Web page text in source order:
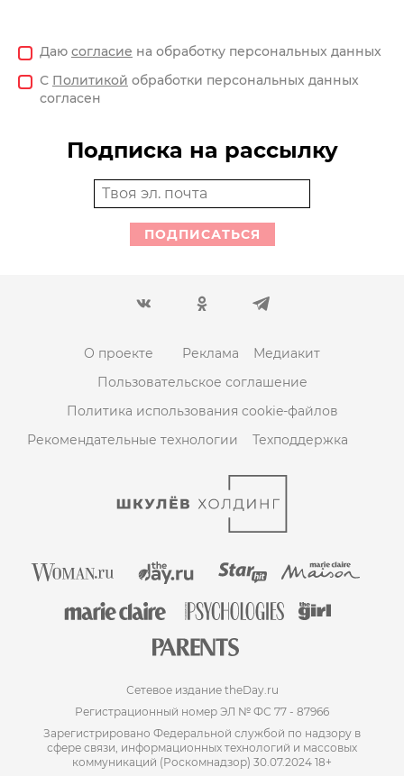
Даю согласие на обработку персональных данных
С Политикой обработки персональных данных
согласен
Подписка на рассылку
ПОДПИСАТЬСЯ
О проекте Реклама
Медиакит
Пользовательское соглашение
Политика использования cookie-файлов
Рекомендательные технологии
Техподдержка
Сетевое издание theDay.ru
Регистрационный номер ЭЛ № ФС 77 - 87966
Зарегистрировано Федеральной службой по надзору в
сфере связи, информационных технологий и массовых
коммуникаций (Роскомнадзор) 30.07.2024 18+